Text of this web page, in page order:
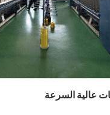
عالية السرعة